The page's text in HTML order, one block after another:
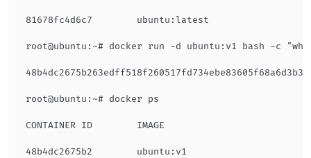
81678fc4d6c7        ubuntu:latest
root@ubuntu:~# docker run -d ubuntu:v1 bash -c
root@ubuntu:~# docker ps
CONTAINER ID        IMAGE
48b4dc2675b2        ubuntu:v1